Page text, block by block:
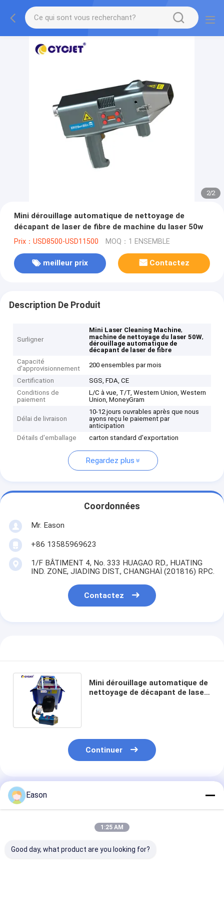
2/2
Mini dérouillage automatique de nettoyage de
décapant de laser de fibre de machine du laser 50w
Prix：USD8500-USD11500 MOQ：1 ENSEMBLE
meilleur prix Contactez
Description De Produit
Surligner
Mini Laser Cleaning Machine,
machine de nettoyage du laser 50W,
dérouillage automatique de
décapant de laser de fibre
Capacité
d'approvisionnement
200 ensembles par mois
Certification
SGS, FDA, CE
Conditions de
paiement
L/C à vue, T/T, Western Union, Western
Union, MoneyGram
Délai de livraison
10-12 jours ouvrables après que nous
ayons reçu le paiement par
anticipation
Détails d'emballage
carton standard d'exportation
Regardez plus
Coordonnées
Mr. Eason
+86 13585969623
1/F BÂTIMENT 4, No. 333 HUAGAO RD., HUATING
IND. ZONE, JIADING DIST., CHANGHAÏ (201816) RPC.
Contactez
Mini dérouillage automatique de
nettoyage de décapant de laser
Continuer
Produits Recommandés
Eason
1:25 AM
Good day, what product are you looking for?